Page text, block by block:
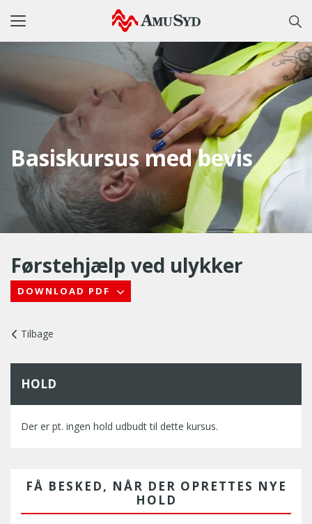
Toggle
Basiskursus med bevis
Førstehjælp ved ulykker
DOWNLOAD PDF
Tilbage
HOLD
Der er pt. ingen hold udbudt til dette kursus.
FÅ BESKED, NÅR DER OPRETTES NYE
HOLD